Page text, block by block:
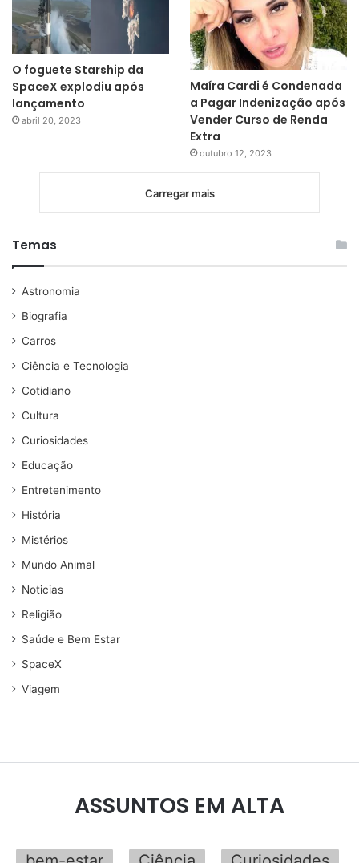
O foguete Starship da
SpaceX explodiu após
lançamento
abril 20, 2023
Maíra Cardi é Condenada
a Pagar Indenização após
Vender Curso de Renda
Extra
outubro 12, 2023
Carregar mais
Temas
Astronomia
Biografia
Carros
Ciência e Tecnologia
Cotidiano
Cultura
Curiosidades
Educação
Entretenimento
História
Mistérios
Mundo Animal
Noticias
Religião
Saúde e Bem Estar
SpaceX
Viagem
ASSUNTOS EM ALTA